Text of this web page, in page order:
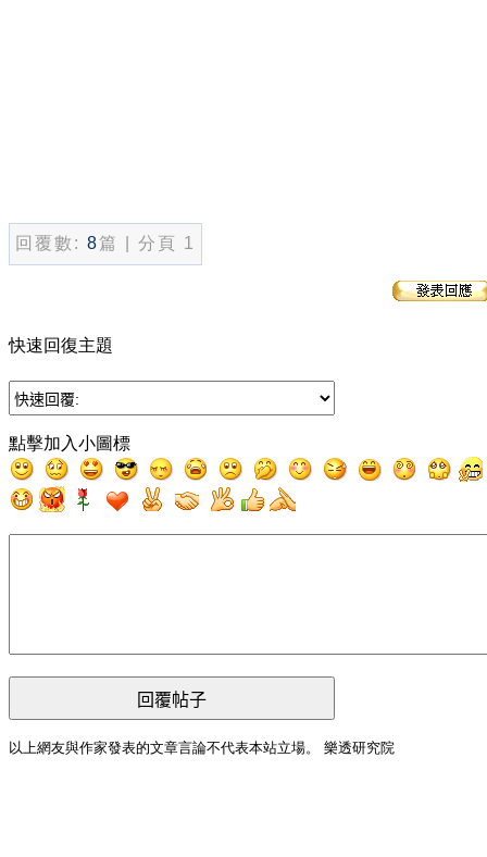
回覆數: 8篇 | 分頁 1
快速回復主題
點擊加入小圖標
回覆帖子
以上網友與作家發表的文章言論不代表本站立場。 樂透研究院